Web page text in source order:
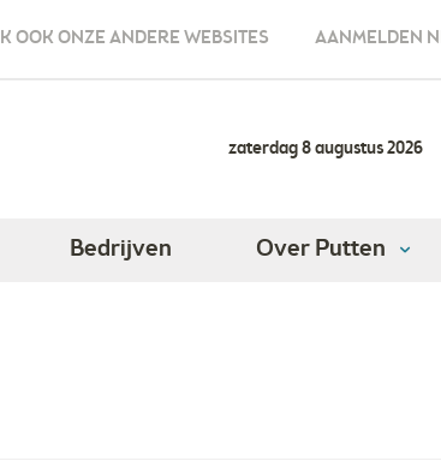
OOK ONZE ANDERE WEBSITES AANMELDEN
zaterdag 8 augustus 2026
Bedrijven Over Putten